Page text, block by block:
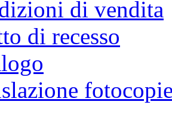
di vendita
di recesso